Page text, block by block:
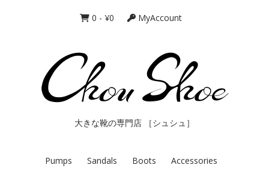
0 - ¥0 MyAccount
大きな靴の専門店 ［シュシュ］
Pumps Sandals Boots Accessories